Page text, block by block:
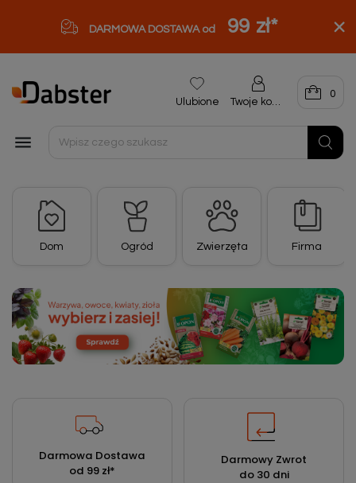
DARMOWA DOSTAWA od 99 zł*

Ulubione Twoje konto
0
Firma
Dom Ogród Zwierzęta
Darmowa Dostawa
od 99 zł*
Darmowy Zwrot
do 30 dni